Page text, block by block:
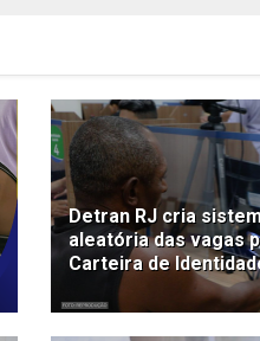
Detran RJ cria
aleatória das vagas
Carteira de